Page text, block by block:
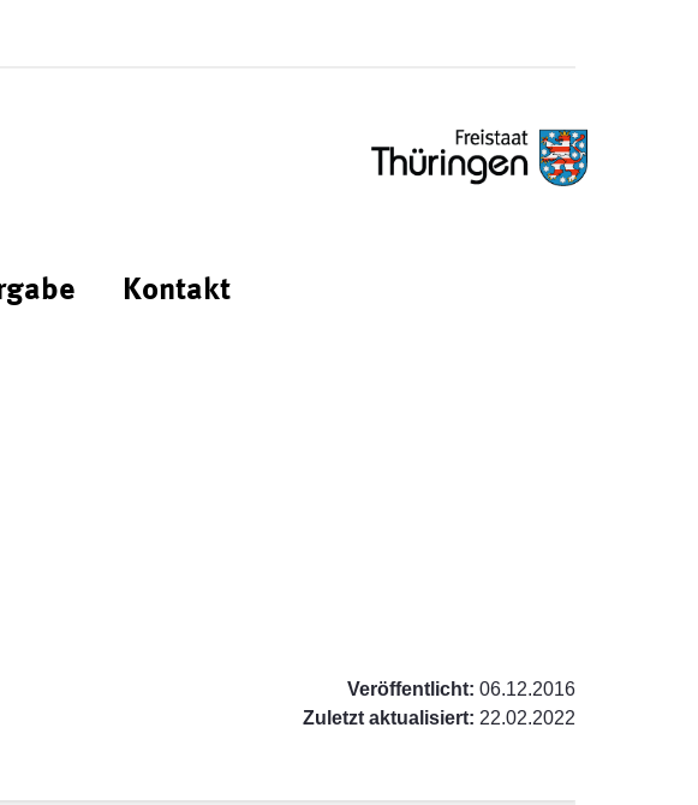
Kontakt
Veröffentlicht: 06.12.2016
Zuletzt aktualisiert: 22.02.2022